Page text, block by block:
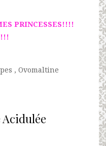
PRINCESSES!!!!
, Ovomaltine